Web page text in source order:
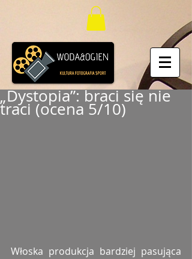
„Dystopia”: braci się nie
traci (ocena 5/10)
Włoska produkcja bardziej pasująca